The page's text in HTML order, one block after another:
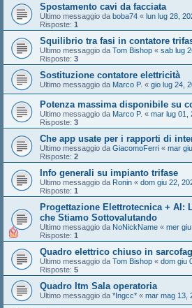
Spostamento cavi da facciata
Ultimo messaggio da boba74 « lun lug 28,
Risposte: 1
Squilibrio tra fasi in contatore
Ultimo messaggio da Tom Bishop « sab lug
Risposte: 3
Sostituzione contatore elettricità
Ultimo messaggio da Marco P. « gio lug 24,
Potenza massima disponibile su
Ultimo messaggio da Marco P. « mar lug 01,
Risposte: 3
Che app usate per i rapporti di
Ultimo messaggio da GiacomoFerri « mar
Risposte: 2
Info generali su impianto trifase
Ultimo messaggio da Ronin « dom giu 22,
Risposte: 1
Progettazione Elettrotecnica + AI:
che Stiamo Sottovalutando
Ultimo messaggio da NoNickName « mer
Risposte: 1
Quadro elettrico chiuso in
Ultimo messaggio da Tom Bishop « dom giu
Risposte: 5
Quadro Itm Sala operatoria
Ultimo messaggio da *Ingcc* « mar mag 13,